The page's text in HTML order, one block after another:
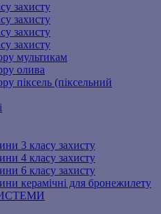
захисту
захисту
захисту
захисту
мультикам
олива
піксель (піксельний
3 класу захисту
4 класу захисту
6 класу захисту
керамічні для бронежилету